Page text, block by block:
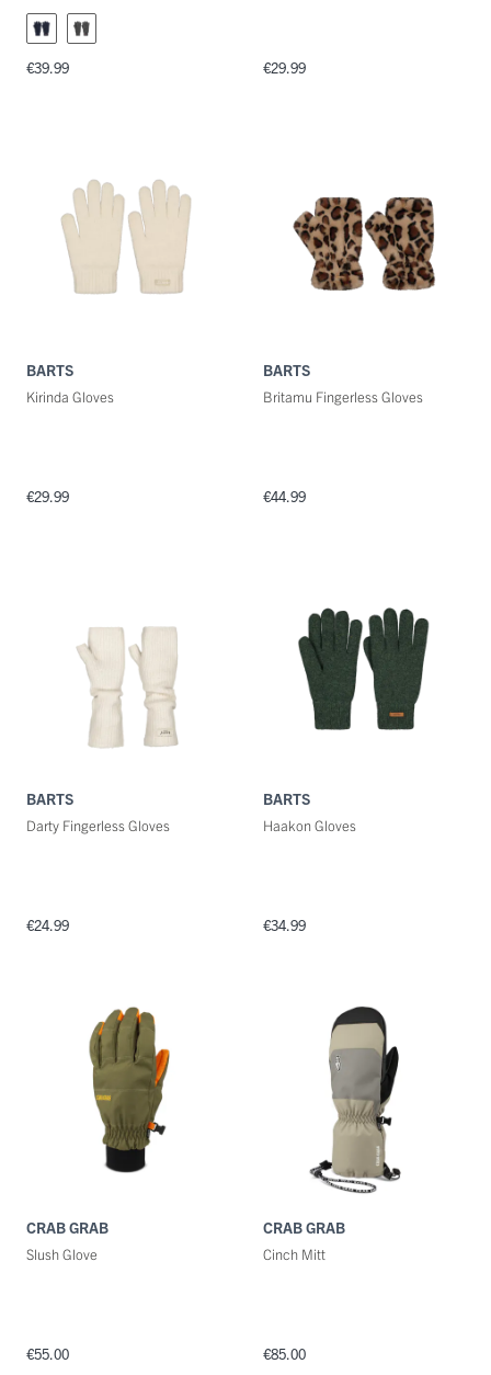
€39.99 €29.99
BARTS
Kirinda Gloves
€29.99
BARTS
Britamu Fingerless Gloves
€44.99
BARTS
Darty Fingerless Gloves
€24.99
BARTS
Haakon Gloves
€34.99
CRAB GRAB
Slush Glove
€55.00
CRAB GRAB
Cinch Mitt
€85.00